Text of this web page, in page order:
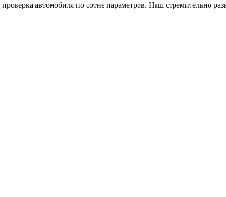
автомобиля по сотне параметров. Наш стремительно